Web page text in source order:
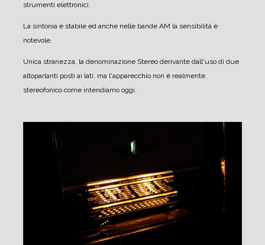
strumenti elettronici.
La sintonia è stabile ed anche nelle bande AM la sensibilità è
notevole.
Unica stranezza, la denominazione Stereo derivante dall'uso di due
altoparlanti posti ai lati, ma l'apparecchio non è realmente
stereofonico come intendiamo oggi.